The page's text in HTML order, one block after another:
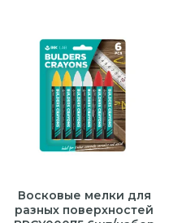
Восковые мелки для
разных поверхностей